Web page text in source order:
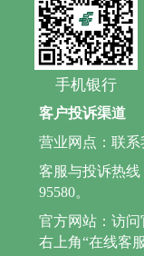
手机银行
客户投诉渠道
营业网点：联系
客服与投诉热线
95580。
官方网站：访问
右上角“在线客服